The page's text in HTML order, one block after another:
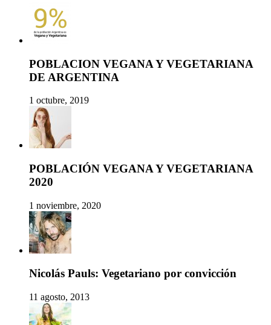
POBLACION VEGANA Y VEGETARIANA
DE ARGENTINA
1 octubre, 2019
POBLACIÓN VEGANA Y VEGETARIANA
2020
1 noviembre, 2020
Nicolás Pauls: Vegetariano por convicción
11 agosto, 2013